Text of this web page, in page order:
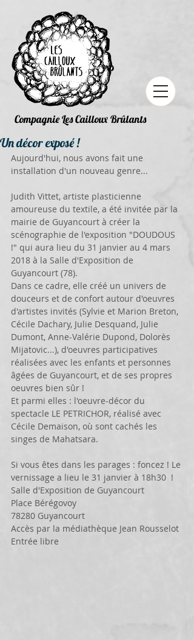
Compagnie Les Cailloux Brûlants
Un décor exposé !
Aujourd'hui, nous avons fait une
installation d'un nouveau genre...
Judith Vittet, artiste plasticienne
amoureuse du textile, a été invitée par la
mairie de Guyancourt à créer la
scénographie de l'exposition "DOUDOUS
!" qui aura lieu du 31 janvier au 4 mars
2018 à la Salle d'Exposition de
Guyancourt (78).
Dans ce cadre, elle créé un univers de
douceurs et de confort autour d'oeuvres
d'artistes invités (Sylvie et Marion Breton,
Cécile Dachary, Julie Desquand, Julie
Dumont, Anne-Valérie Dupond, Dolorès
Mijatovic...), d'oeuvres participatives
réalisées avec les enfants et personnes
âgées de Guyancourt, et de ses propres
oeuvres bien sûr !
Et parmi elles : l'oeuvre-décor du
spectacle LE PETRICHOR, réalisé avec
Cécile Demaison, où sont cachés les
singes de Mahatsara.
Si vous êtes dans les parages : foncez ! Le
vernissage a lieu le 31 janvier à 18h30  !
Salle d'Exposition de Guyancourt
Place Bérégovoy
78280 Guyancourt
Accès par la médiathèque Jean Rousselot
Entrée libre